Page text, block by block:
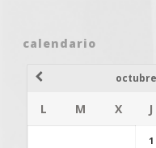
calendario
L M X J
1